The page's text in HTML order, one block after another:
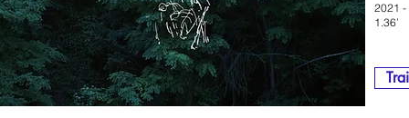
2021 -
1.36’